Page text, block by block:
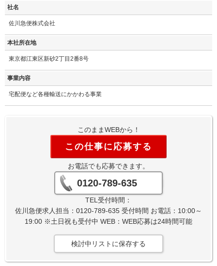
社名
佐川急便株式会社
本社所在地
東京都江東区新砂2丁目2番8号
事業内容
宅配便など各種輸送にかかわる事業
このままWEBから！
この仕事に応募する
お電話でも応募できます。
0120-789-635
TEL受付時間：
佐川急便求人担当：0120-789-635 受付時間 お電話：10:00～
19:00 ※土日祝も受付中 WEB：WEB応募は24時間可能
検討中リストに保存する